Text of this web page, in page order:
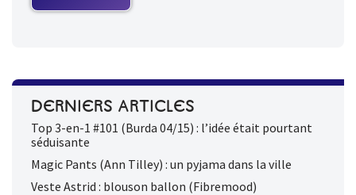
DERNIERS ARTICLES
Top 3-en-1 #101 (Burda 04/15) : l’idée était pourtant
séduisante
Magic Pants (Ann Tilley) : un pyjama dans la ville
Veste Astrid : blouson ballon (Fibremood)